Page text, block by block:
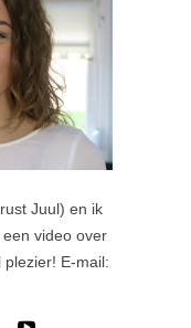
Juul) en ik
video over
plezier! E-mail: